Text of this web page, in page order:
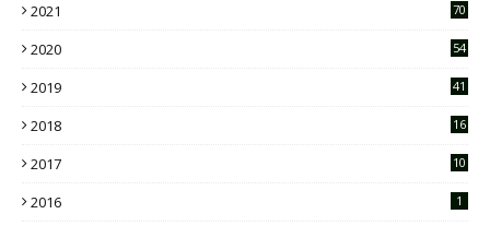
2021 70
2020 54
2019 41
2018 16
2017 10
2016 1